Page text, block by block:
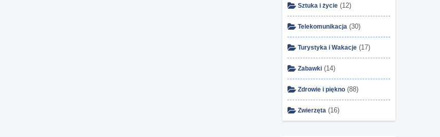
Sztuka i życie (12)
Telekomunikacja (30)
Turystyka i Wakacje (17)
Zabawki (14)
Zdrowie i piękno (88)
Zwierzęta (16)